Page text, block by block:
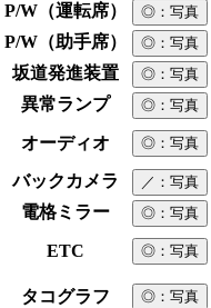
P/W（運転席） ◎ ：写真
P/W（助手席） ◎ ：写真
坂道発進装置 ◎ ：写真
異常ランプ ◎ ：写真
オーディオ ◎ ：写真
バックカメラ ／ ：写真
電格ミラー ◎ ：写真
ETC ◎ ：写真
タコグラフ ◎ ：写真